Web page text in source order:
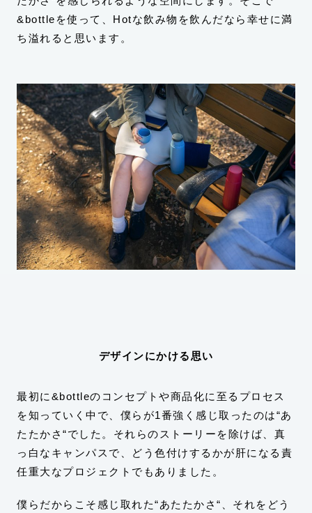
&bottleを使って、Hotな飲み物を飲んだなら幸せに満
ち溢れると思います。
デザインにかける思い
最初に&bottleのコンセプトや商品化に至るプロセス
を知っていく中で、僕らが1番強く感じ取ったのは“あ
たたかさ“でした。それらのストーリーを除けば、真
っ白なキャンパスで、どう色付けするかが肝になる責
任重大なプロジェクトでもありました。
僕らだからこそ感じ取れた“あたたかさ“、それをどう